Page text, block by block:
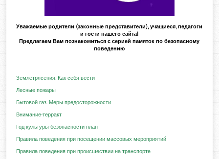
Уважаемые родители (законные представители), учащиеся, педагоги
и гости нашего сайта!
Предлагаем Вам познакомиться с серией памяток по безопасному
поведению
Землетрясения. Как себя вести
Лесные пожары
Бытовой газ. Меры предосторожности
Внимание-терракт
Год-культуры-безопасности-план
Правила поведения при посещении массовых мероприятий
Правила поведения при происшествии на транспорте